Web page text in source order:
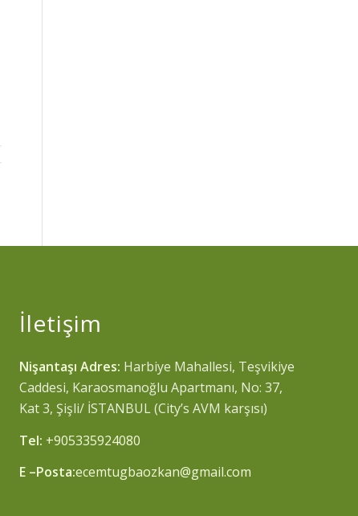
İletişim
Nişantaşı Adres: Harbiye Mahallesi, Teşvikiye
Caddesi, Karaosmanoğlu Apartmanı, No: 37,
Kat 3, Şişli/ İSTANBUL (City’s AVM karşısı)
Tel: +905335924080
E –Posta:ecemtugbaozkan@gmail.com